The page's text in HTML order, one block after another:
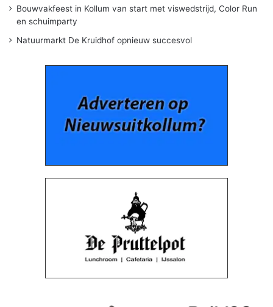
Bouwvakfeest in Kollum van start met viswedstrijd, Color Run
en schuimparty
Natuurmarkt De Kruidhof opnieuw succesvol